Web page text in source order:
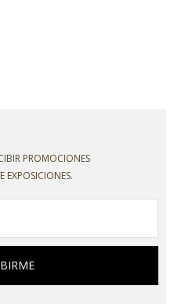
PROMOCIONES
EXPOSICIONES.